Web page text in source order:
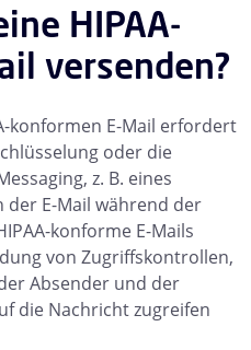
HIPAA-
versenden?
konformen E-Mail erfordert
oder die
z. B. eines
der E-Mail während der
konforme E-Mails
von Zugriffskontrollen,
Absender und der
die Nachricht zugreifen